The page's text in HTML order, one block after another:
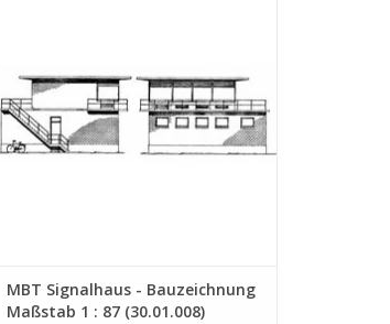
MBT Signalhaus - Bauzeichnung
Maßstab 1 : 87 (30.01.008)